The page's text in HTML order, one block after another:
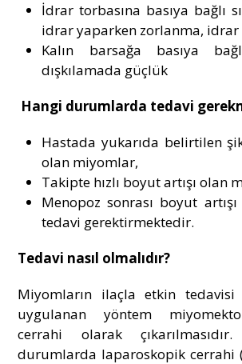
İdrar torbasına basıya bağlı
idrar yaparken zorlanma, idrar
Kalın barsağa basıya
dışkılamada güçlük
Hangi durumlarda tedavi
Hastada yukarıda belirtilen
olan miyomlar,
Takipte hızlı boyut artışı olan
Menopoz sonrası boyut
tedavi gerektirmektedir.
Tedavi nasıl olmalıdır?
Miyomların ilaçla etkin tedavisi
uygulanan yöntem
cerrahi olarak
durumlarda laparoskopik cerrahi